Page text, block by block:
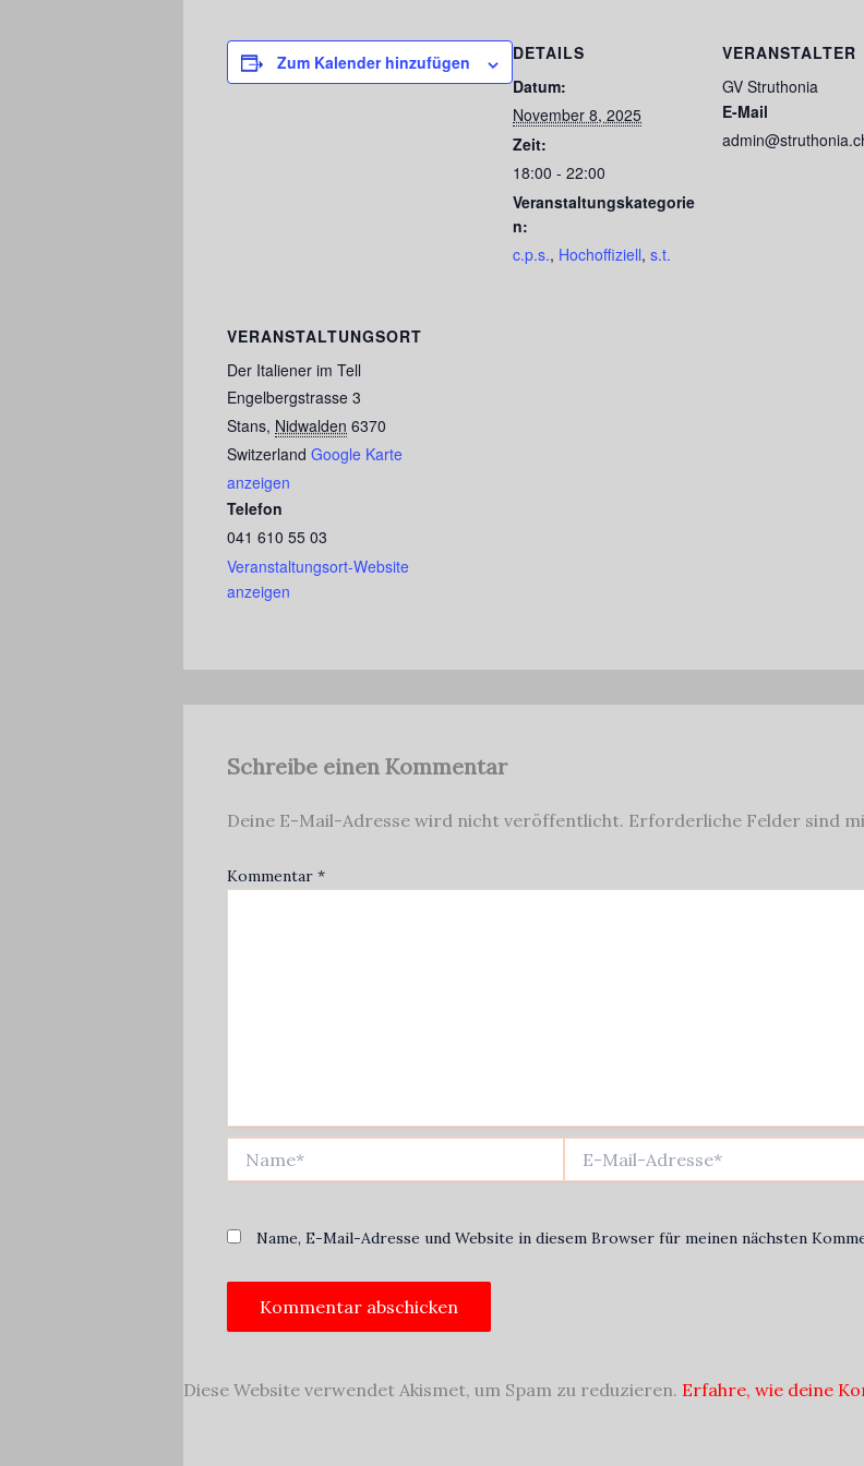
Zum Kalender hinzufügen
DETAILS
Datum:
November 8, 2025
Zeit:
18:00 - 22:00
Veranstaltungskategorie
n:
c.p.s., Hochoffiziell, s.t.
VERANSTALTER
GV Struthonia
E-Mail
VERANSTALTUNGSORT
Der Italiener im Tell
Engelbergstrasse 3
Stans, Nidwalden 6370
Switzerland Google Karte
anzeigen
Telefon
041 610 55 03
Veranstaltungsort-Website
anzeigen
Schreibe einen Kommentar
Deine E-Mail-Adresse wird nicht veröffentlicht. Erforderliche Felder sind
Kommentar *
Mail-
Name, E-Mail-Adresse und Website in diesem Browser für meinen nächsten
Diese Website verwendet Akismet, um Spam zu reduzieren. Erfahre, wie deine